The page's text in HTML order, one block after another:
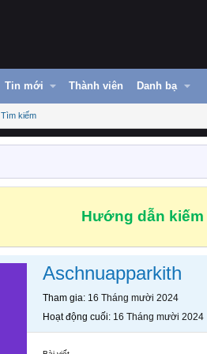
Tin mới Thành viên Danh bạ
Tìm kiếm
Hướng dẫn
Aschnuapparkith
Tham gia 16 Tháng mười 2024
Hoạt động cuối 16 Tháng mười 2024